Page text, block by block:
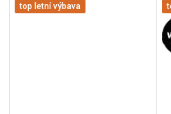
top letní výbava